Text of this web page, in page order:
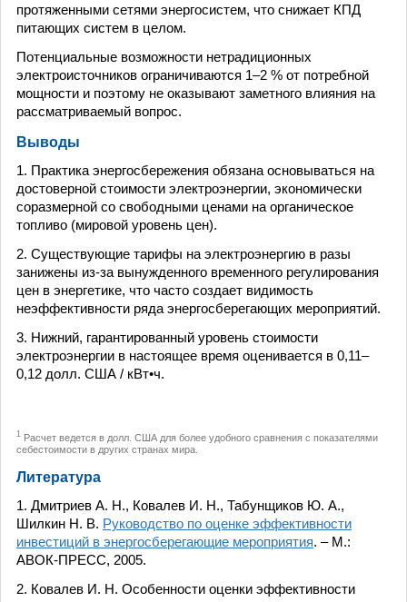
протяженными сетями энергосистем, что снижает КПД
питающих систем в целом.
Потенциальные возможности нетрадиционных
электроисточников ограничиваются 1–2 % от потребной
мощности и поэтому не оказывают заметного влияния на
рассматриваемый вопрос.
Выводы
1. Практика энергосбережения обязана основываться на
достоверной стоимости электроэнергии, экономически
соразмерной со свободными ценами на органическое
топливо (мировой уровень цен).
2. Существующие тарифы на электроэнергию в разы
занижены из-за вынужденного временного регулирования
цен в энергетике, что часто создает видимость
неэффективности ряда энергосберегающих мероприятий.
3. Нижний, гарантированный уровень стоимости
электроэнергии в настоящее время оценивается в 0,11–
0,12 долл. США / кВт•ч.
1 Расчет ведется в долл. США для более удобного сравнения с показателями
себестоимости в других странах мира.
Литература
1. Дмитриев А. Н., Ковалев И. Н., Табунщиков Ю. А.,
Шилкин Н. В. Руководство по оценке эффективности
инвестиций в энергосберегающие мероприятия. – М.:
АВОК-ПРЕСС, 2005.
2. Ковалев И. Н. Особенности оценки эффективности